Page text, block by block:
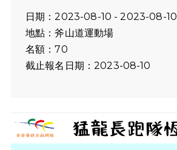
日期：2023-08-10 - 2023-08-10
地點：斧山道運動場
名額：70
截止報名日期：2023-08-10